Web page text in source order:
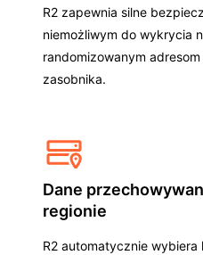
R2 zapewnia silne
niemożliwym do wykrycia
randomizowanym
zasobnika.
Dane
regionie
R2 automatycznie